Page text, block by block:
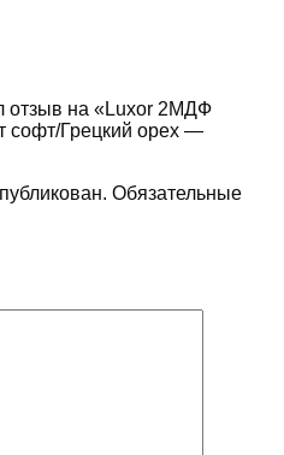
отзыв на «Luxor 2МДФ
софт/Грецкий орех —
Обязательные